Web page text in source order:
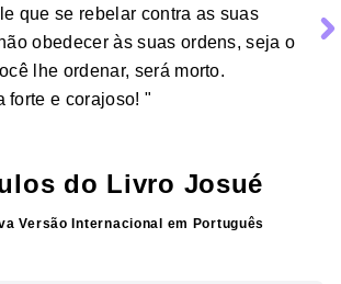
que se rebelar contra as suas
obedecer às suas ordens, seja o
lhe ordenar, será morto.
forte e corajoso! "
do Livro Josué
Versão Internacional em Português